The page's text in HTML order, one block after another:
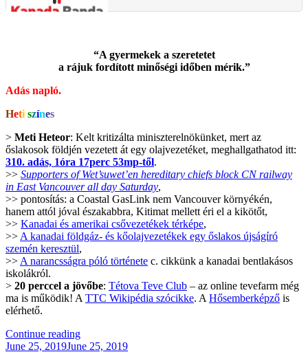
“A gyermekek a szeretetet
a rájuk fordított minőségi időben mérik.”
Adás napló.
Heti színes
> Meti Heteor: Kelt kritizálta miniszterelnökünket, mert az
őslakosok földjén vezetett át egy olajvezetéket, meghallgathatod itt:
310. adás, 1óra 17perc 53mp-től.
>> Supporters of Wet’suwet’en hereditary chiefs block CN railway
in East Vancouver all day Saturday,
>> pontosítás: a Coastal GasLink nem Vancouver környékén,
hanem attól jóval északabbra, Kitimat mellett éri el a kikötőt,
>> Kanadai és amerikai csővezetékek térképe,
>> A kanadai földgáz- és kőolajvezetékek egy őslakos újságíró
szemén keresztül,
>> A narancsságra póló története c. cikkünk a kanadai bentlakásos
iskolákról.
> 20 perccel a jövőbe: Tétova Teve Club – az online tevefarm még
ma is működik! A TTC Wikipédia szócikke. A Hősemberképző is
elérhető.
Continue reading“KB042
–
Posted
June 25, 2019June 25, 2019